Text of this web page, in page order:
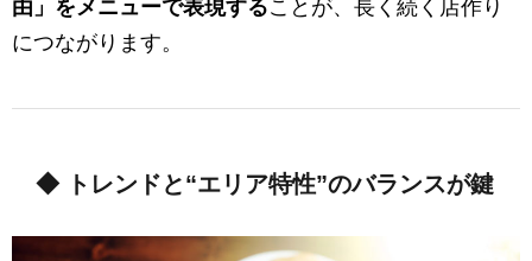
由」をメニューで表現することが、長く続く店作り
につながります。
◆ トレンドと“エリア特性”のバランスが鍵